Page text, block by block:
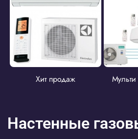
Хит продаж Мульти
Настенные